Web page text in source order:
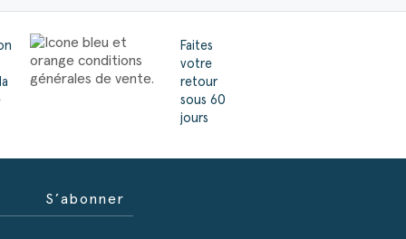
Faites
votre
retour
sous 60
jours
S’abonner